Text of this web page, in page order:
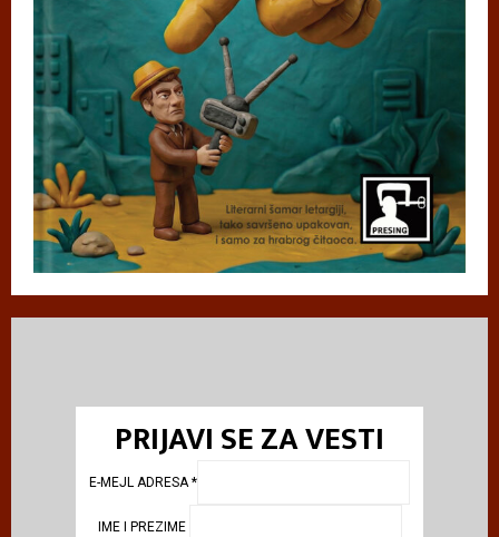
PRIJAVI SE ZA VESTI
E-MEJL ADRESA*
IME I PREZIME